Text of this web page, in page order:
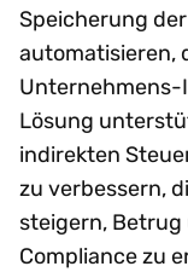
Speicherung
automatisieren,
Unternehmens-
Lösung
indirekten
zu verbessern,
steigern, Betrug
Compliance zu